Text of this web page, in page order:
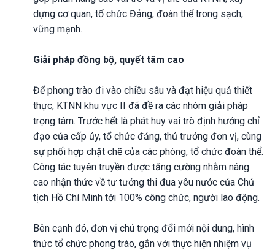
dựng cơ quan, tổ chức Đảng, đoàn thể trong sạch,
vững mạnh.
Giải pháp đồng bộ, quyết tâm cao
Để phong trào đi vào chiều sâu và đạt hiệu quả thiết
thực, KTNN khu vực II đã đề ra các nhóm giải pháp
trọng tâm. Trước hết là phát huy vai trò định hướng chỉ
đạo của cấp ủy, tổ chức đảng, thủ trưởng đơn vị, cùng
sự phối hợp chặt chẽ của các phòng, tổ chức đoàn thể.
Công tác tuyên truyền được tăng cường nhằm nâng
cao nhận thức về tư tưởng thi đua yêu nước của Chủ
tịch Hồ Chí Minh tới 100% công chức, người lao động.
Bên cạnh đó, đơn vị chú trọng đổi mới nội dung, hình
thức tổ chức phong trào, gắn với thực hiện nhiệm vụ